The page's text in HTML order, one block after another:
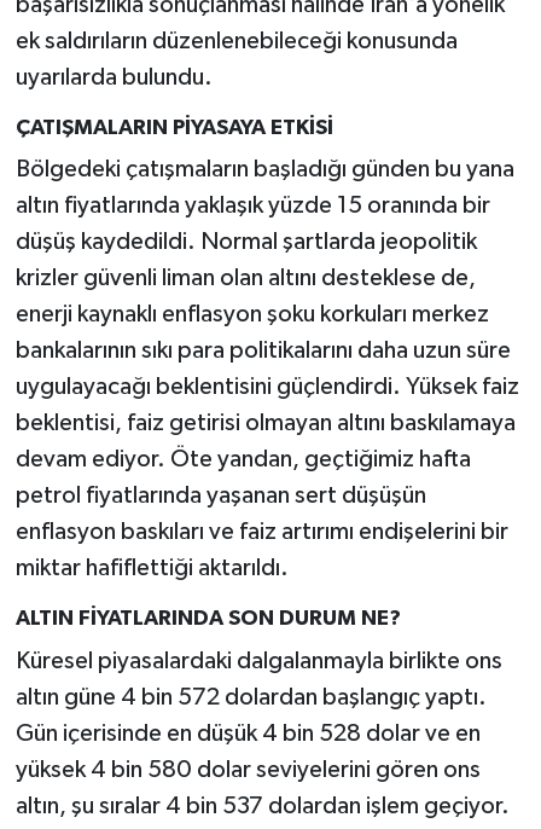
ek saldırıların düzenlenebileceği konusunda
uyarılarda bulundu.
ÇATIŞMALARIN PİYASAYA ETKİSİ
Bölgedeki çatışmaların başladığı günden bu yana
altın fiyatlarında yaklaşık yüzde 15 oranında bir
düşüş kaydedildi. Normal şartlarda jeopolitik
krizler güvenli liman olan altını desteklese de,
enerji kaynaklı enflasyon şoku korkuları merkez
bankalarının sıkı para politikalarını daha uzun süre
uygulayacağı beklentisini güçlendirdi. Yüksek faiz
beklentisi, faiz getirisi olmayan altını baskılamaya
devam ediyor. Öte yandan, geçtiğimiz hafta
petrol fiyatlarında yaşanan sert düşüşün
enflasyon baskıları ve faiz artırımı endişelerini bir
miktar hafiflettiği aktarıldı.
ALTIN FİYATLARINDA SON DURUM NE?
Küresel piyasalardaki dalgalanmayla birlikte ons
altın güne 4 bin 572 dolardan başlangıç yaptı.
Gün içerisinde en düşük 4 bin 528 dolar ve en
yüksek 4 bin 580 dolar seviyelerini gören ons
altın, şu sıralar 4 bin 537 dolardan işlem geçiyor.